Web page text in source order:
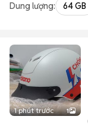
Dung lượng: 64 GB
1 phút trước 1